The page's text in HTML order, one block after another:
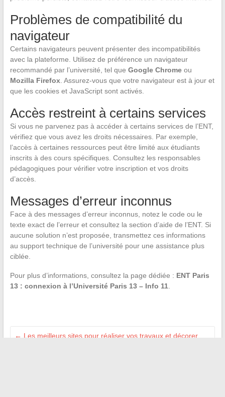
Problèmes de compatibilité du
navigateur
Certains navigateurs peuvent présenter des incompatibilités
avec la plateforme. Utilisez de préférence un navigateur
recommandé par l’université, tel que Google Chromeou
Mozilla Firefox. Assurez-vous que votre navigateur est à jour et
que les cookies et JavaScript sont activés.
Accès restreint à certains services
Si vous ne parvenez pas à accéder à certains services de l’ENT,
vérifiez que vous avez les droits nécessaires. Par exemple,
l’accès à certaines ressources peut être limité aux étudiants
inscrits à des cours spécifiques. Consultez les responsables
pédagogiques pour vérifier votre inscription et vos droits
d’accès.
Messages d’erreur inconnus
Face à des messages d’erreur inconnus, notez le code ou le
texte exact de l’erreur et consultez la section d’aide de l’ENT. Si
aucune solution n’est proposée, transmettez ces informations
au support technique de l’université pour une assistance plus
ciblée.
Pour plus d’informations, consultez la page dédiée : ENT Paris
13 : connexion à l’Université Paris 13 – Info 11
← Les meilleurs sites pour réaliser vos travaux et décorer